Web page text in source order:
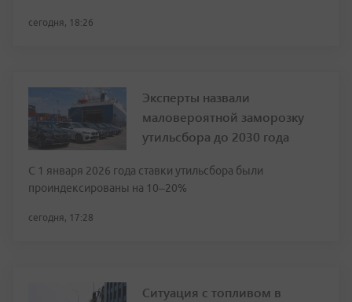
сегодня, 18:26
Эксперты назвали
маловероятной заморозку
утильсбора до 2030 года
С 1 января 2026 года ставки утильсбора были
проиндексированы на 10–20%
сегодня, 17:28
Ситуация с топливом в